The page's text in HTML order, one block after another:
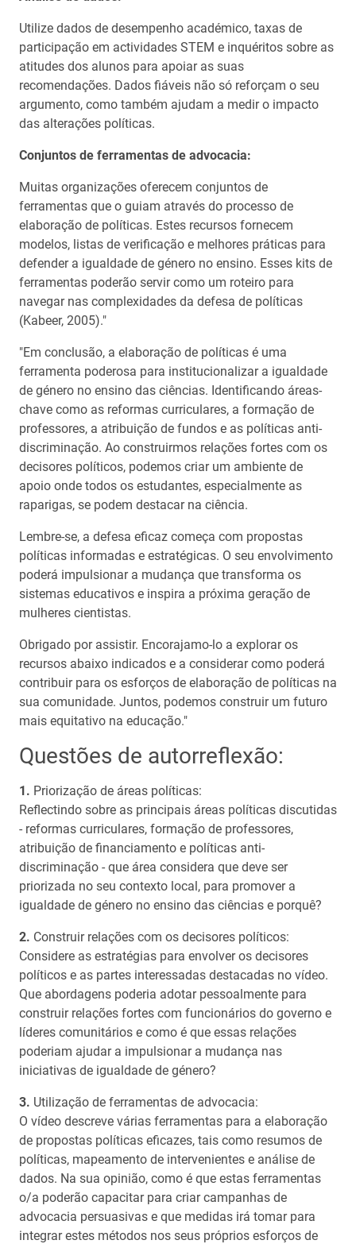
Utilize dados de desempenho académico, taxas de
participação em actividades STEM e inquéritos sobre as
atitudes dos alunos para apoiar as suas
recomendações. Dados fiáveis não só reforçam o seu
argumento, como também ajudam a medir o impacto
das alterações políticas.
Conjuntos de ferramentas de advocacia:
Muitas organizações oferecem conjuntos de
ferramentas que o guiam através do processo de
elaboração de políticas. Estes recursos fornecem
modelos, listas de verificação e melhores práticas para
defender a igualdade de género no ensino. Esses kits de
ferramentas poderão servir como um roteiro para
navegar nas complexidades da defesa de políticas
(Kabeer, 2005)."
"Em conclusão, a elaboração de políticas é uma
ferramenta poderosa para institucionalizar a igualdade
de género no ensino das ciências. Identificando áreas-
chave como as reformas curriculares, a formação de
professores, a atribuição de fundos e as políticas anti-
discriminação. Ao construirmos relações fortes com os
decisores políticos, podemos criar um ambiente de
apoio onde todos os estudantes, especialmente as
raparigas, se podem destacar na ciência.
Lembre-se, a defesa eficaz começa com propostas
políticas informadas e estratégicas. O seu envolvimento
poderá impulsionar a mudança que transforma os
sistemas educativos e inspira a próxima geração de
mulheres cientistas.
Obrigado por assistir. Encorajamo-lo a explorar os
recursos abaixo indicados e a considerar como poderá
contribuir para os esforços de elaboração de políticas na
sua comunidade. Juntos, podemos construir um futuro
mais equitativo na educação."
Questões de autorreflexão:
Priorização de áreas políticas:
Reflectindo sobre as principais áreas políticas discutidas
- reformas curriculares, formação de professores,
atribuição de financiamento e políticas anti-
discriminação - que área considera que deve ser
priorizada no seu contexto local, para promover a
igualdade de género no ensino das ciências e porquê?
Construir relações com os decisores políticos:
Considere as estratégias para envolver os decisores
políticos e as partes interessadas destacadas no vídeo.
Que abordagens poderia adotar pessoalmente para
construir relações fortes com funcionários do governo e
líderes comunitários e como é que essas relações
poderiam ajudar a impulsionar a mudança nas
iniciativas de igualdade de género?
Utilização de ferramentas de advocacia:
O vídeo descreve várias ferramentas para a elaboração
de propostas políticas eficazes, tais como resumos de
políticas, mapeamento de intervenientes e análise de
dados. Na sua opinião, como é que estas ferramentas
o/a poderão capacitar para criar campanhas de
advocacia persuasivas e que medidas irá tomar para
integrar estes métodos nos seus próprios esforços de